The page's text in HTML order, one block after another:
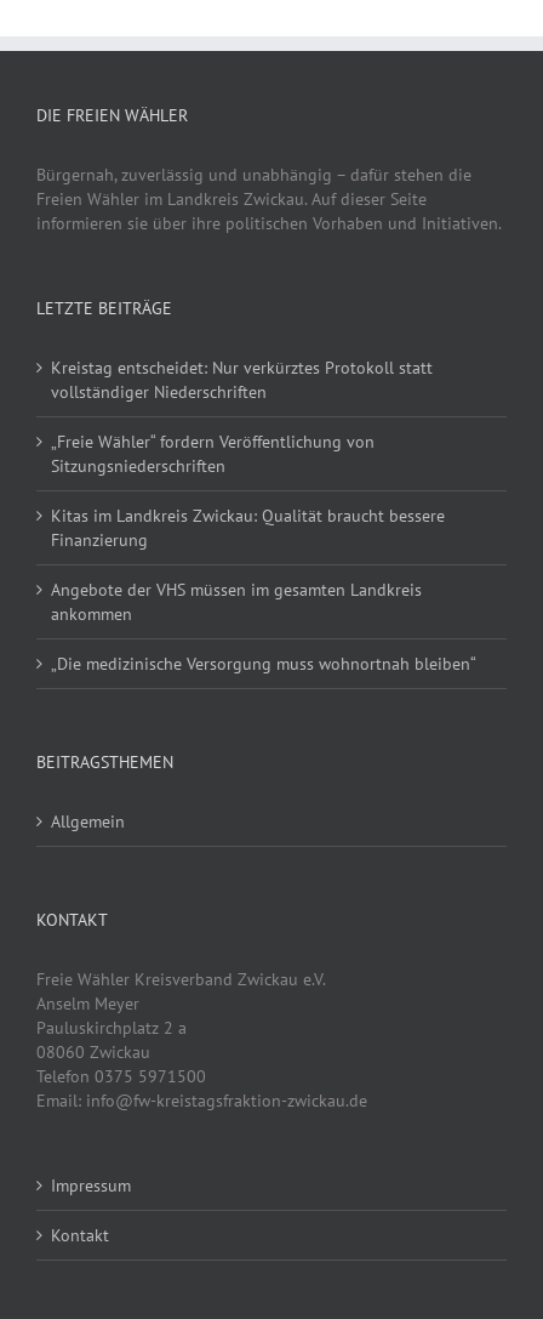
DIE FREIEN WÄHLER
Bürgernah, zuverlässig und unabhängig – dafür stehen die
Freien Wähler im Landkreis Zwickau. Auf dieser Seite
informieren sie über ihre politischen Vorhaben und Initiativen.
LETZTE BEITRÄGE
Kreistag entscheidet: Nur verkürztes Protokoll statt
vollständiger Niederschriften
„Freie Wähler“ fordern Veröffentlichung von
Sitzungsniederschriften
Kitas im Landkreis Zwickau: Qualität braucht bessere
Finanzierung
Angebote der VHS müssen im gesamten Landkreis
ankommen
„Die medizinische Versorgung muss wohnortnah bleiben“
BEITRAGSTHEMEN
Allgemein
KONTAKT
Freie Wähler Kreisverband Zwickau e.V.
Anselm Meyer
Pauluskirchplatz 2 a
08060 Zwickau
Telefon 0375 5971500
Email: info@fw-kreistagsfraktion-zwickau.de
Impressum
Kontakt